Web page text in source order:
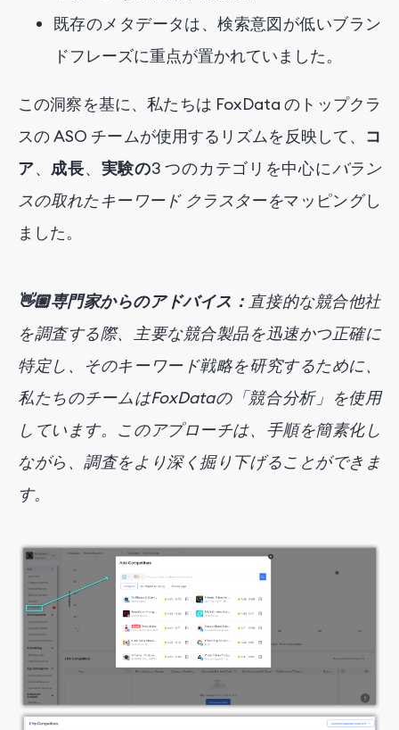
既存のメタデータは、検索意図が低いブラン
ドフレーズに重点が置かれていました。
この洞察を基に、私たちは FoxData のトップクラ
スの ASO チームが使用するリズムを反映して、 コ
ア、 成長、 実験の3 つのカテゴリを中心にバラン
スの取れたキーワード クラスターをマッピングし
ました。
👋🏼専門家からのアドバイス： 直接的な競合他社
を調査する際、主要な競合製品を迅速かつ正確に
特定し、そのキーワード戦略を研究するために、
私たちのチームはFoxDataの「競合分析」を使用
しています。このアプローチは、手順を簡素化し
ながら、調査をより深く掘り下げることができま
す。